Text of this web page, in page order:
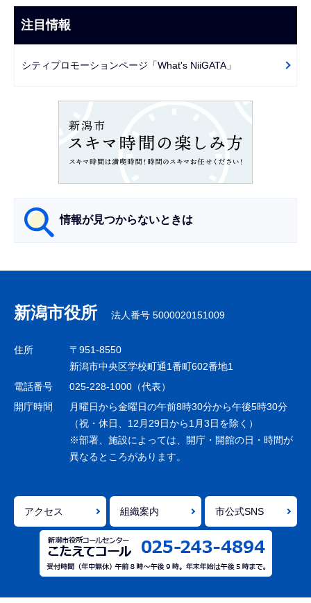
ま
で
ゲ
注目情報
シティプロモーションページ「What's NiiGATA」
情報が見つからないときは
ナ
ビ
ゲ
シ
ョ
で
新潟市役所 法人番号 5000020151009
住所
〒951-8550
新潟市中央区学校町通1番町602番地1
電話番号
025-228-1000（代表）
開庁時間
月曜日から金曜日の午前8時30分から午後5時30分
（祝・休日、12月29日から1月3日を除く）
※部署、施設によっては、開庁・開館の日・時間が
異なるところがあります。
アクセス 組織案内 市公式SNS